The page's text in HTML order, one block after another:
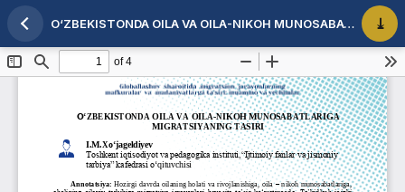
Maqola tafsilotlariga qaytish O‘ZBEKISTONDA OILA VA OILA-NIKOH MUNOSABATLARIGA MIGRATSIYANING TASIRI